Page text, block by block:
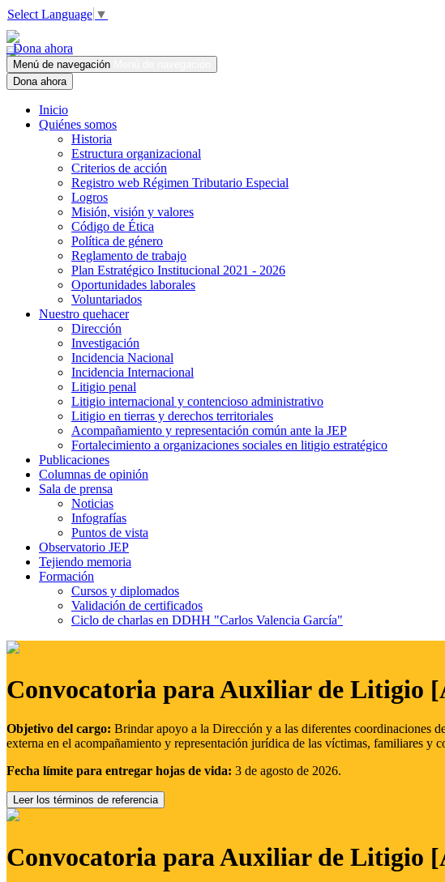
Select Language ▼
Dona ahora
Menú de navegación
Dona ahora
Inicio
Quiénes somos
Historia
Estructura organizacional
Criterios de acción
Registro web Régimen Tributario Especial
Logros
Misión, visión y valores
Código de Ética
Política de género
Reglamento de trabajo
Plan Estratégico Institucional 2021 - 2026
Oportunidades laborales
Voluntariados
Nuestro quehacer
Dirección
Investigación
Incidencia Nacional
Incidencia Internacional
Litigio penal
Litigio internacional y contencioso administrativo
Litigio en tierras y derechos territoriales
Acompañamiento y representación común ante la JEP
Fortalecimiento a organizaciones sociales en litigio estratégico
Publicaciones
Columnas de opinión
Sala de prensa
Noticias
Infografías
Puntos de vista
Observatorio JEP
Tejiendo memoria
Formación
Cursos y diplomados
Validación de certificados
Ciclo de charlas en DDHH "Carlos Valencia García"
Convocatoria para Auxiliar de Litigio
Objetivo del cargo: Brindar apoyo a la Dirección y a las diferentes coordinaciones
externa en el acompañamiento y representación jurídica de las víctimas, familiares y
Fecha límite para entregar hojas de vida: 3 de agosto de 2026.
Leer los términos de referencia
Convocatoria para Auxiliar de Litigio